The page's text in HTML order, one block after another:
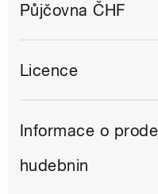
Půjčovna ČHF
Licence
Informace o
hudebnin